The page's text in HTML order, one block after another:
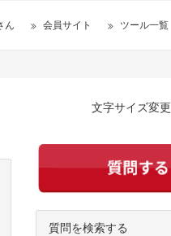
ん 会員サイト ツール一覧
文字サイズ変更
質問を検索する